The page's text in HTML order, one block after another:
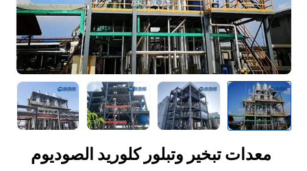
معدات تبخير وتبلور كلوريد الصوديوم